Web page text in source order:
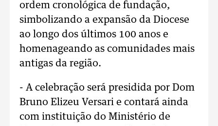
ordem cronológica de fundação,
simbolizando a expansão da Diocese
ao longo dos últimos 100 anos e
homenageando as comunidades mais
antigas da região.
- A celebração será presidida por Dom
Bruno Elizeu Versari e contará ainda
com instituição do Ministério de